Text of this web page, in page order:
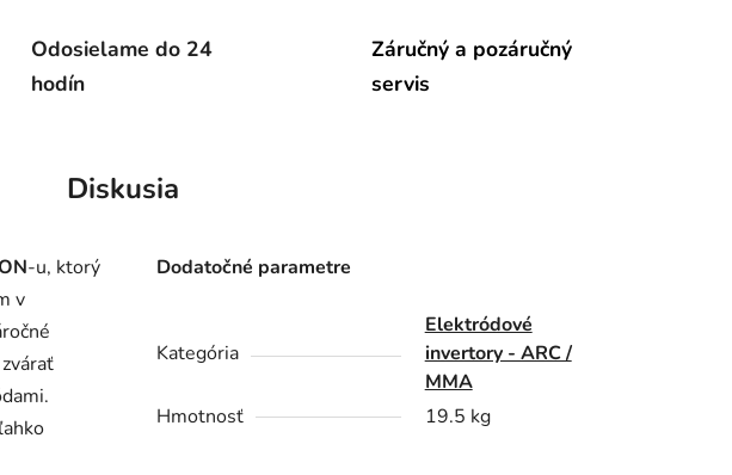
Odosielame do 24
hodín
Záručný a pozáručný
servis
Diskusia
-u, ktorý
v
Dodatočné parametre
Kategória
Elektródové
invertory - ARC /
MMA
Hmotnosť
19.5 kg